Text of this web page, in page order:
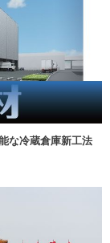
な冷蔵倉庫新工法